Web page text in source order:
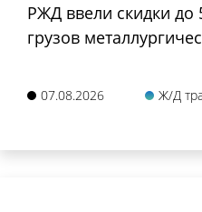
РЖД ввели скидки до
грузов
07.08.2026 Ж/Д